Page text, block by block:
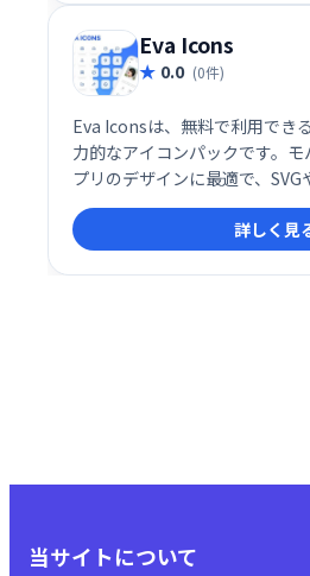
Eva Icons
0.0 (0件)
Eva Iconsは、無料で利用でき
力的なアイコンパックです。
プリのデザインに最適で、
で提供されます。ダウンロー
クトを彩りましょう。詳しく見
当サイトについて